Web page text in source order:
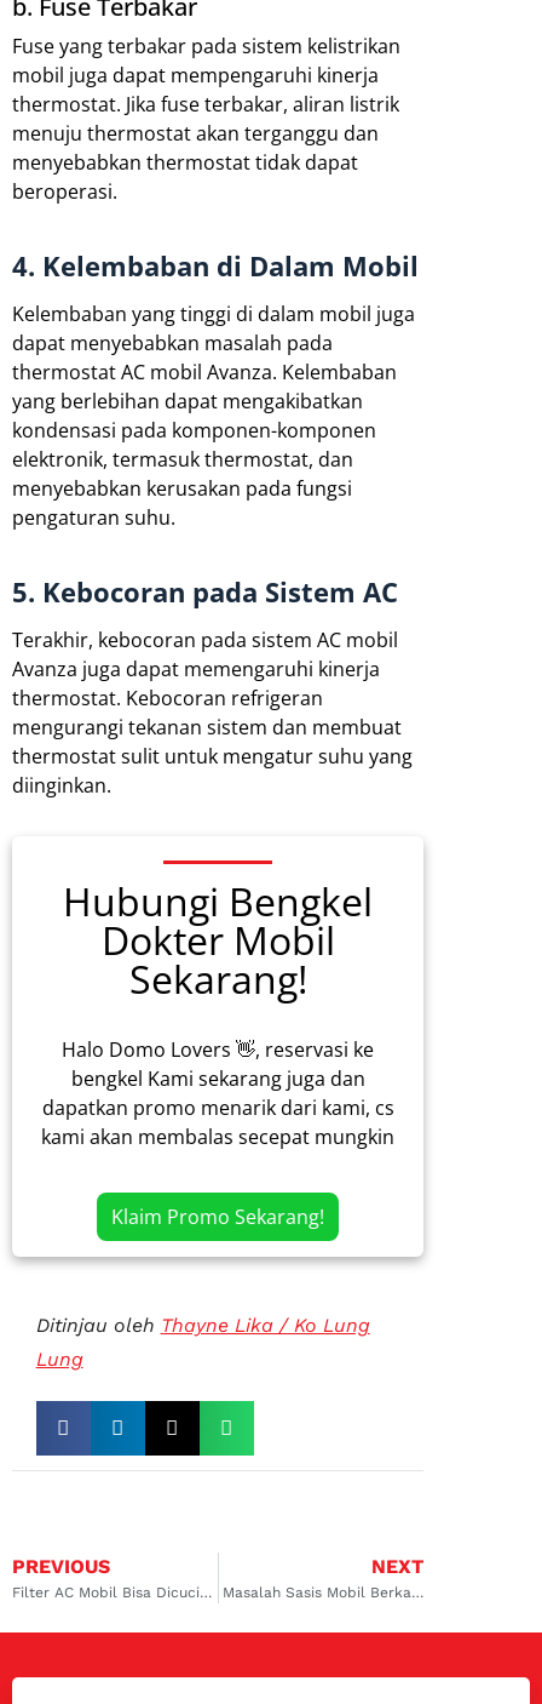
Fuse yang terbakar pada sistem kelistrikan
mobil juga dapat mempengaruhi kinerja
thermostat. Jika fuse terbakar, aliran listrik
menuju thermostat akan terganggu dan
menyebabkan thermostat tidak dapat
beroperasi.
4. Kelembaban di Dalam Mobil
Kelembaban yang tinggi di dalam mobil juga
dapat menyebabkan masalah pada
thermostat AC mobil Avanza. Kelembaban
yang berlebihan dapat mengakibatkan
kondensasi pada komponen-komponen
elektronik, termasuk thermostat, dan
menyebabkan kerusakan pada fungsi
pengaturan suhu.
5. Kebocoran pada Sistem AC
Terakhir, kebocoran pada sistem AC mobil
Avanza juga dapat memengaruhi kinerja
thermostat. Kebocoran refrigeran
mengurangi tekanan sistem dan membuat
thermostat sulit untuk mengatur suhu yang
diinginkan.
Hubungi Bengkel
Dokter Mobil
Sekarang!
Halo Domo Lovers 👋, reservasi ke
bengkel Kami sekarang juga dan
dapatkan promo menarik dari kami, cs
kami akan membalas secepat mungkin
Klaim Promo Sekarang!
Ditinjau oleh Thayne Lika / Ko Lung
Lung
PREVIOUS
Filter AC Mobil Bisa Dicuci atau Mending Ganti Baru?
NEXT
Masalah Sasis Mobil Berkarat: Penyebab hingga Cara Ampuh Mengatasinya